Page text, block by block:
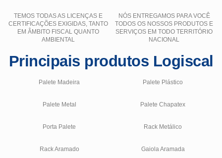
TEMOS TODAS AS LICENÇAS E
CERTIFICAÇÕES EXIGIDAS, TANTO
EM ÂMBITO FISCAL QUANTO
AMBIENTAL
NÓS ENTREGAMOS PARA VOCÊ
TODOS OS NOSSOS PRODUTOS E
SERVIÇOS EM TODO TERRITÓRIO
NACIONAL
Principais produtos Logiscal
Palete Madeira Palete Plástico
Palete Metal Palete Chapatex
Porta Palete Rack Metálico
Rack Aramado Gaiola Aramada